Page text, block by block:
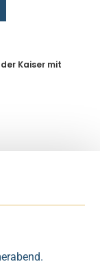
Kaiser mit